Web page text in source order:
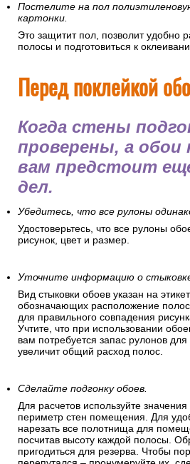
Постелите на пол
картонки.
Это защитит пол, позволит удобно
полосы и подготовиться к
Перед поклейкой
Когда стены
проверены, а обои
вам предстоит
дел.
Убедитесь, что все рулоны
Удостоверьтесь, что все рулоны
рисунок, цвет и размер.
Уточните информацию о
Вид стыковки обоев указан на
обозначающих расположение полос
для правильного совпадения
Учтите, что при использовании
вам потребуется запас рулонов для
увеличит общий расход полос.
Сделайте подгонку обоев.
Для расчетов используйте
периметр стен помещения. Для
нарезать все полотнища для
посчитав высоту каждой полосы.
пригодиться для резерва. Чтобы